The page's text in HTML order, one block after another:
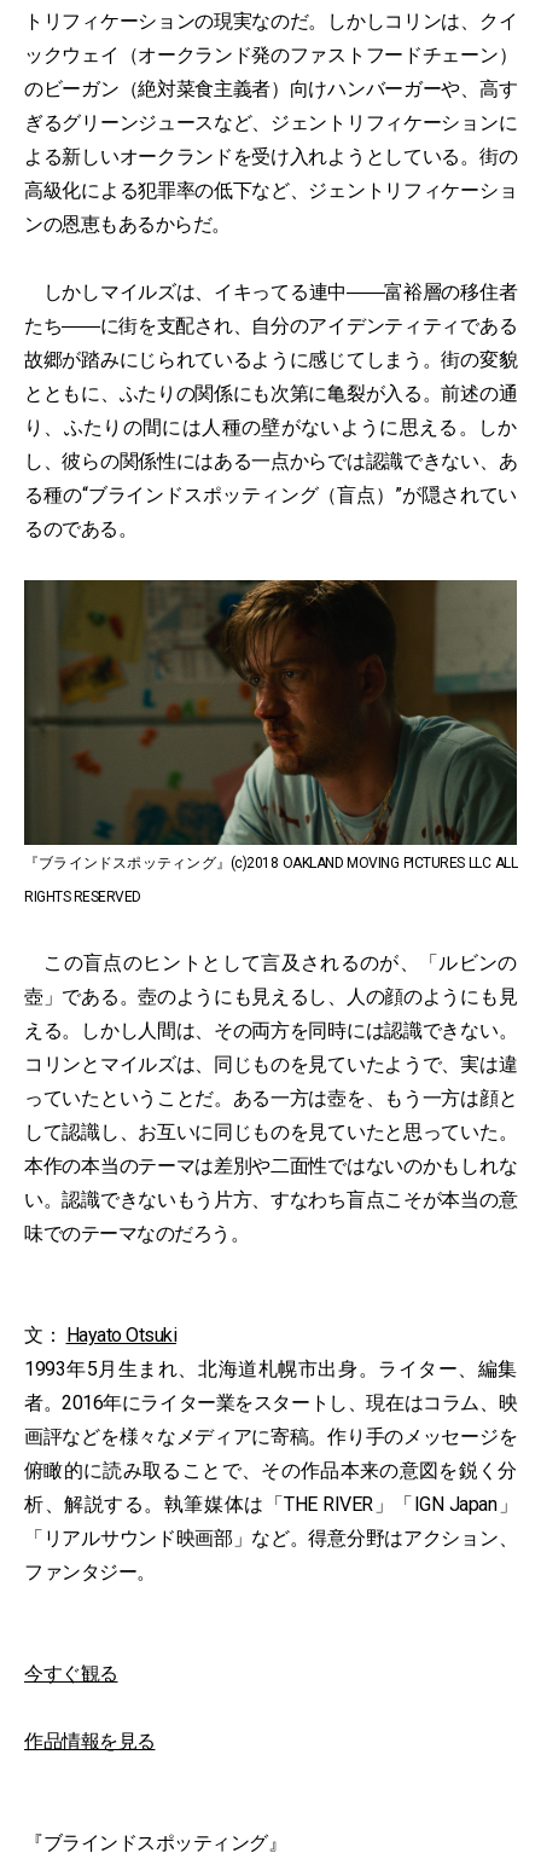
トリフィケーションの現実なのだ。しかしコリンは、クイ
ックウェイ（オークランド発のファストフードチェーン）
のビーガン（絶対菜食主義者）向けハンバーガーや、高す
ぎるグリーンジュースなど、ジェントリフィケーションに
よる新しいオークランドを受け入れようとしている。街の
高級化による犯罪率の低下など、ジェントリフィケーショ
ンの恩恵もあるからだ。
しかしマイルズは、イキってる連中――富裕層の移住者
たち――に街を支配され、自分のアイデンティティである
故郷が踏みにじられているように感じてしまう。街の変貌
とともに、ふたりの関係にも次第に亀裂が入る。前述の通
り、ふたりの間には人種の壁がないように思える。しか
し、彼らの関係性にはある一点からでは認識できない、あ
る種の“ブラインドスポッティング（盲点）”が隠されてい
るのである。
『ブラインドスポッティング』(c)2018 OAKLAND MOVING PICTURES LLC ALL
RIGHTS RESERVED
この盲点のヒントとして言及されるのが、「ルビンの
壺」である。壺のようにも見えるし、人の顔のようにも見
える。しかし人間は、その両方を同時には認識できない。
コリンとマイルズは、同じものを見ていたようで、実は違
っていたということだ。ある一方は壺を、もう一方は顔と
して認識し、お互いに同じものを見ていたと思っていた。
本作の本当のテーマは差別や二面性ではないのかもしれな
い。認識できないもう片方、すなわち盲点こそが本当の意
味でのテーマなのだろう。
文：
Hayato Otsuki
1993年5月生まれ、北海道札幌市出身。ライター、編集
者。2016年にライター業をスタートし、現在はコラム、映
画評などを様々なメディアに寄稿。作り手のメッセージを
俯瞰的に読み取ることで、その作品本来の意図を鋭く分
析、解説する。執筆媒体は「THE RIVER」「IGN Japan」
「リアルサウンド映画部」など。得意分野はアクション、
ファンタジー。
今すぐ観る
作品情報を見る
『ブラインドスポッティング』